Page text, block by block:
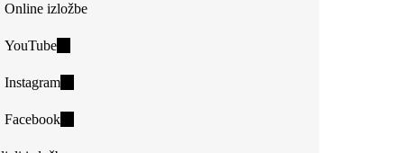
Online izložbe
YouTube(link
external)
Instagram(link
external)
Facebook(link